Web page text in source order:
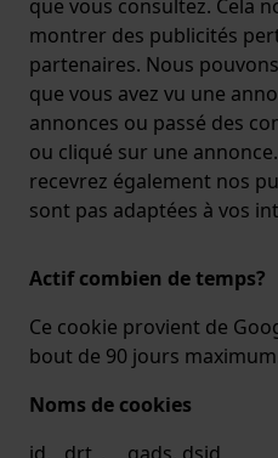
que vous consultez. Cela
montrer des publicités
partenaires. Nous
que vous avez vu une
annonces ou passé des
ou cliqué sur une
recevrez également nos
sont pas adaptées à vos
Actif combien de temps?
Ce cookie provient de
bout de 90 jours
Noms de cookies